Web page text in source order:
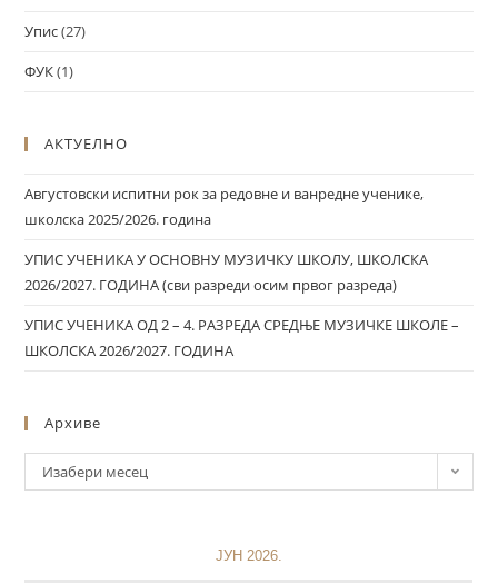
Упис(27)
ФУК(1)
АКТУЕЛНО
Августовски испитни рок за редовне и ванредне ученике,
школска 2025/2026. година
УПИС УЧЕНИКА У ОСНОВНУ МУЗИЧКУ ШКОЛУ, ШКОЛСКА
2026/2027. ГОДИНА (сви разреди осим првог разреда)
УПИС УЧЕНИКА ОД 2 – 4. РАЗРЕДА СРЕДЊЕ МУЗИЧКЕ ШКОЛЕ –
ШКОЛСКА 2026/2027. ГОДИНА
Архиве
Изабери месец
ЈУН 2026.